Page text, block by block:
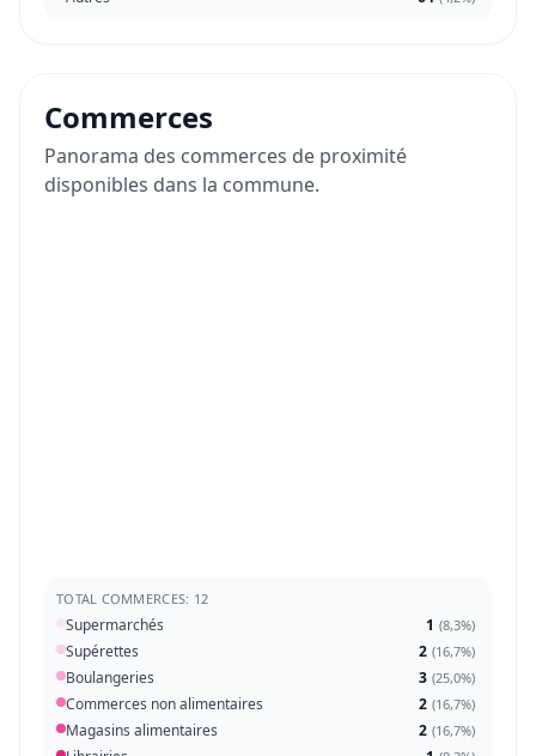
Commerces
Panorama des commerces de proximité
disponibles dans la commune.
TOTAL COMMERCES: 12
Supermarchés 1 (8,3%)
Supérettes 2 (16,7%)
Boulangeries 3 (25,0%)
Commerces non alimentaires 2 (16,7%)
Magasins alimentaires 2 (16,7%)